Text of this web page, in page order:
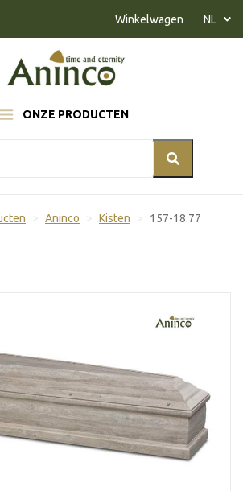
ONZE PRODUCTEN
Winkelwagen NL
Aninco Kisten 157-18.77